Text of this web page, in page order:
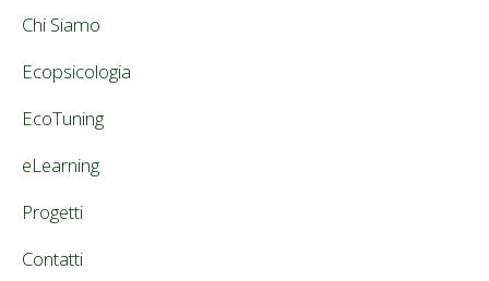
Chi Siamo
Ecopsicologia
EcoTuning
eLearning
Progetti
Contatti